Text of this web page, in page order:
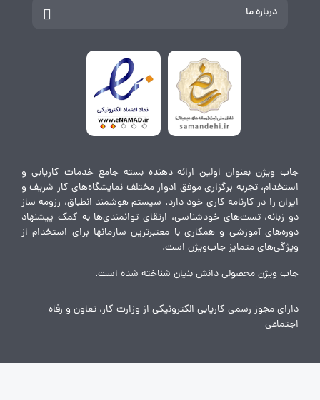
درباره ما
جاب ویژن بعنوان اولین ارائه دهنده بسته جامع خدمات کاریابی و
استخدام، تجربه برگزاری موفق ادوار مختلف نمایشگاه‌های کار شریف و
ایران را در کارنامه کاری خود دارد. سیستم هوشمند انطباق، رزومه ساز
دو زبانه، تست‌های خودشناسی، ارتقای توانمندی‌ها به کمک پیشنهاد
دوره‌های آموزشی و همکاری با معتبرترین سازمانها برای استخدام از
ویژگی‌های متمایز جاب‌ویژن است.
جاب ویژن محصولی دانش بنیان شناخته شده است.
دارای مجوز رسمی کاریابی الکترونیکی از وزارت کار، تعاون و رفاه
اجتماعی